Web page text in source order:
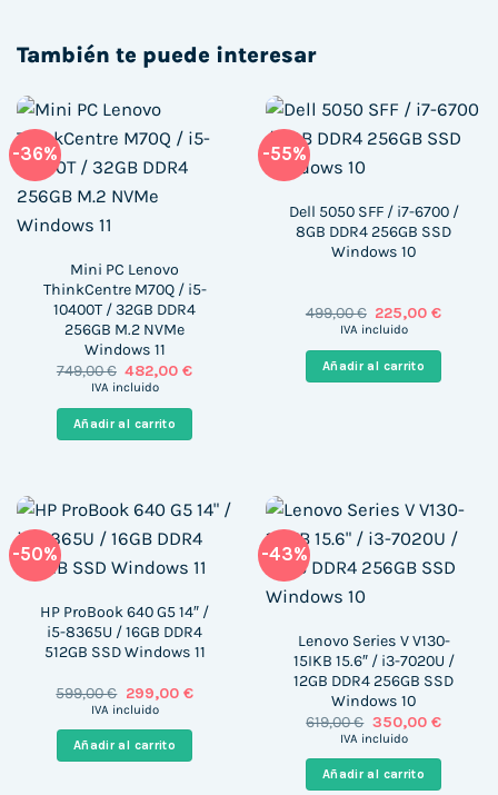
También te puede interesar
-36%
Mini PC Lenovo
ThinkCentre M70Q / i5-
10400T / 32GB DDR4
256GB M.2 NVMe
Windows 11
749,00€ El
precio
era:
749,00 €.
482,00€El
es:
IVA incluido
Añadir al carrito
-55%
Dell 5050 SFF / i7-6700 /
8GB DDR4 256GB SSD
Windows 10
499,00€ El
precio
era:
499,00 €.
225,00€El
es:
IVA incluido
Añadir al carrito
-50%
HP ProBook 640 G5 14″ /
i5-8365U / 16GB DDR4
512GB SSD Windows 11
599,00€ El
precio
era:
599,00 €.
299,00 €El
es:
299,00 €.
IVA incluido
Añadir al carrito
-43%
Lenovo Series V V130-
15IKB 15.6″ / i3-7020U /
12GB DDR4 256GB SSD
Windows 10
619,00€ El
precio
era:
619,00 €.
350,00 €El
es:
350,00
IVA incluido
Añadir al carrito